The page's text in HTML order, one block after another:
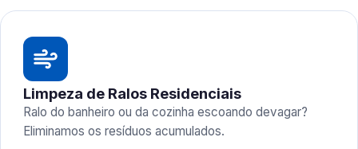
Limpeza de Ralos Residenciais
Ralo do banheiro ou da cozinha escoando devagar?
Eliminamos os resíduos acumulados.